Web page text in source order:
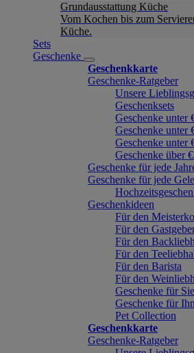
Grundausstattung Küche
Vom Kochen bis zum
Küche.
Sets
Geschenke
Geschenkkarte
Geschenke-Ratgeber
Unsere
Geschenksets
Geschenke unter
Geschenke unter
Geschenke unter
Geschenke über
Geschenke für jede
Geschenke für jede
Geschenkideen
Für den
Für den
Für den
Für den
Für den Barista
Für den
Geschenke für Sie
Geschenke für Ihn
Pet Collection
Geschenkkarte
Geschenke-Ratgeber